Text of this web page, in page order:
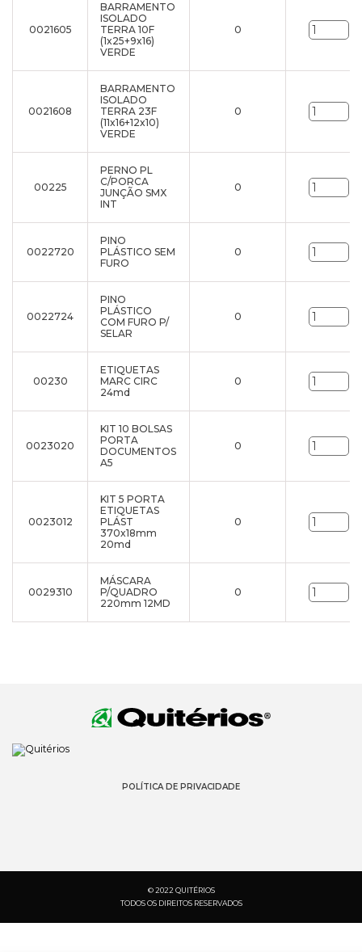
0021605
BARRAMENTO
ISOLADO
TERRA 10F
(1x25+9x16)
VERDE
0
0021608
BARRAMENTO
ISOLADO
TERRA 23F
(11x16+12x10)
VERDE
0
00225
PERNO PL
C/PORCA
JUNÇÃO SMX
INT
0
0022720
PINO
PLÁSTICO SEM
FURO
0
0022724
PINO
PLÁSTICO
COM FURO P/
SELAR
0
00230
ETIQUETAS
MARC CIRC
24md
0
0023020
KIT 10 BOLSAS
PORTA
DOCUMENTOS
A5
0
0023012
KIT 5 PORTA
ETIQUETAS
PLÁST
370x18mm
20md
0
0029310
MÁSCARA
P/QUADRO
220mm 12MD
0
POLÍTICA DE PRIVACIDADE
© 2022 QUITÉRIOS
TODOS OS DIREITOS RESERVADOS